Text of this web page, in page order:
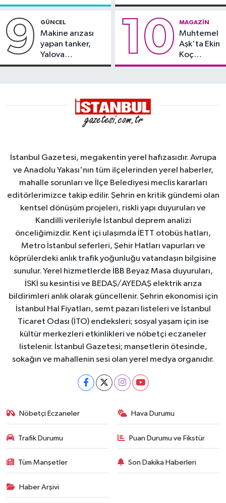
kayması
9 GÜNCEL
Makine arızası
yapan tanker,
Yalova
Demirleme
10 MAGAZIN
Muhtemel
Aşk'ta Ekin
Koç
damgası
İstanbul Gazetesi, megakentin yerel hafızasıdır. Avrupa
ve Anadolu Yakası'nın tüm ilçelerinden yerel haberler,
mahalle sorunları ve İlçe Belediyesi meclis kararları
editörlerimizce takip edilir. Şehrin en kritik gündemi olan
kentsel dönüşüm projeleri, riskli yapı duyuruları ve
Kandilli verileriyle İstanbul deprem analizi
önceliğimizdir. Kent içi ulaşımda İETT otobüs hatları,
Metro İstanbul seferleri, Şehir Hatları vapurları ve
köprülerdeki anlık trafik yoğunluğu vatandaşın bilgisine
sunulur. Yerel hizmetlerde İBB Beyaz Masa duyuruları,
İSKİ su kesintisi ve BEDAŞ/AYEDAŞ elektrik arıza
bildirimleri anlık olarak güncellenir. Şehrin ekonomisi için
İstanbul Hal Fiyatları, semt pazarı listeleri ve İstanbul
Ticaret Odası (İTO) endeksleri; sosyal yaşam için ise
kültür merkezleri etkinlikleri ve nöbetçi eczaneler
listelenir. İstanbul Gazetesi; manşetlerin ötesinde,
sokağın ve mahallenin sesi olan yerel medya organıdır.
Nöbetçi Eczaneler Hava Durumu
Trafik Durumu Puan Durumu ve Fikstür
Tüm Manşetler Son Dakika Haberleri
Haber Arşivi